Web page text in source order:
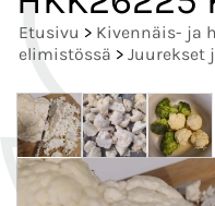
Etusivu > Kivennäis- ja
elimistössä > Juurekset